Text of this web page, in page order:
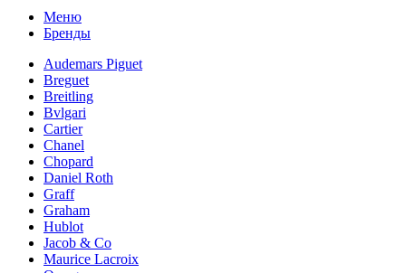
Меню
Бренды
Audemars Piguet
Breguet
Breitling
Bvlgari
Cartier
Chanel
Chopard
Daniel Roth
Graff
Graham
Hublot
Jacob & Co
Maurice Lacroix